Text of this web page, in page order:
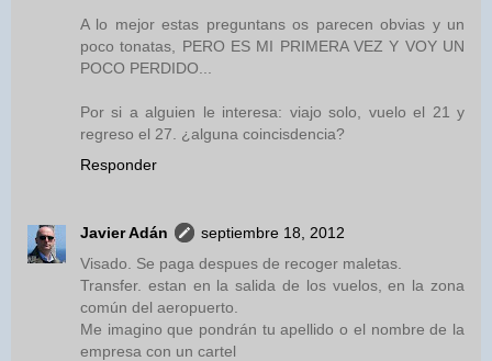
A lo mejor estas preguntans os parecen obvias y un
poco tonatas, PERO ES MI PRIMERA VEZ Y VOY UN
POCO PERDIDO...
Por si a alguien le interesa: viajo solo, vuelo el 21 y
regreso el 27. ¿alguna coincisdencia?
Responder
Javier Adán
septiembre 18, 2012
Visado. Se paga despues de recoger maletas.
Transfer. estan en la salida de los vuelos, en la zona
común del aeropuerto.
Me imagino que pondrán tu apellido o el nombre de la
empresa con un cartel